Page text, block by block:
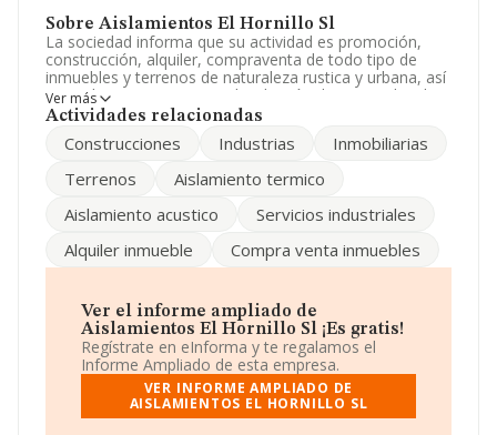
Sobre Aislamientos El Hornillo Sl
La sociedad informa que su actividad es promoción,
construcción, alquiler, compraventa de todo tipo de
inmuebles y terrenos de naturaleza rustica y urbana, así
como la compra, venta y distribución de materiales de
aislamiento termico y acustico y/o impermeabil. La
Sociedad Limitada. Su actividad CNAE es
empresa no tiene actividad en mercados exteriores.
Para comunicarse con sus oficinas, el número de
La empresa españolaAislamientos El Hornillo S.L,
El Palmer Ed Del Ponient, (04729), en el municipio de
Enix, en Almería, Andalucía.
En base a la información de la que dispone INFORMA
sobre 66.566 compañías, la facturación en el ámbito
nacional alcanza los 5.524 millones de euros y se estima
que el promedio de la facturación entre todas las
Ver más
Actividades relacionadas
Construcciones Industrias
Inmobiliarias
Terrenos
Aislamiento termico
Aislamiento acustico
Servicios industriales
Alquiler inmueble
Compra venta inmuebles
Ver el informe ampliado de
Aislamientos El Hornillo Sl ¡Es gratis!
Regístrate en eInforma y te regalamos el
Informe Ampliado de esta empresa.
VER INFORME AMPLIADO DE
AISLAMIENTOS EL HORNILLO SL